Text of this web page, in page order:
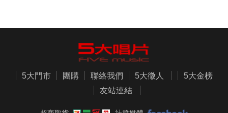
5大門市 團購 聯絡我們 5大徵人
5大金榜
友站連結